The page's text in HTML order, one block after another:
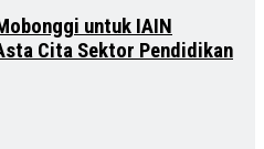
untuk IAIN
Cita Sektor Pendidikan